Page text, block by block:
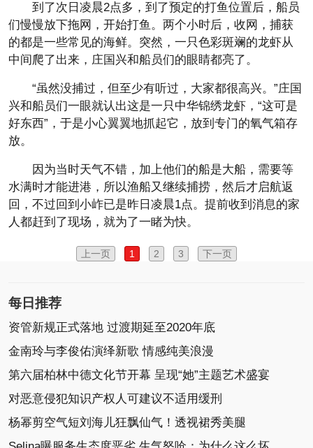
到了次日凌晨2点多，到了预定的打鱼位置后，船员
们慢慢放下拖网，开始打鱼。两个小时后，收网，捕获
的都是一些常见的海鲜。突然，一只色彩斑斓的龙虾从
中间爬了出来，庄国兴和船员们的眼睛都亮了。
“虽然没捕过，但至少有听过，大家都很高兴。”庄国
兴和船员们一眼就认出这是一只中华锦绣龙虾，“这可是
好东西”，于是小心翼翼地抓起它，放到专门的氧气箱存
放。
因为当时天气不错，加上他们的船是大船，需要等
水满时才能进港，所以渔船又继续捕捞，然后才启航返
回，不过回到小岞已是昨日凌晨1点。提前收到消息的家
人都赶到了现场，就为了一睹为快。
上一页 1 2 3 下一页
每日推荐
资管新规正式落地 过渡期延至2020年底
金南玲与李俊佑演绎新歌 情感纯美浪漫
第六届柏林中德文化节开幕 呈现“她”主题艺术盛宴
对恶意侵犯知识产权人可建议不适用缓刑
杨幂剪空气短刘海儿狂飘仙气！透视裙秀美腿